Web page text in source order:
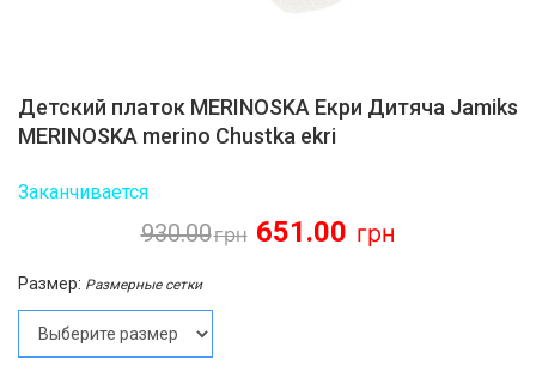
Детский платок MERINOSKA Екри Дитяча Jamiks
MERINOSKA merino Chustka ekri
Заканчивается
930.00 651.00
Размер: Размерные сетки